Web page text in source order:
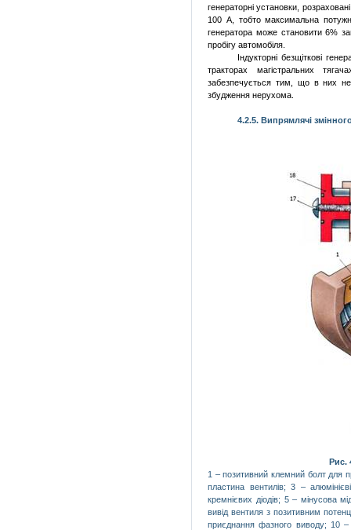
генераторні установки,
100 А, тобто максимальна
генератора може становити 6%
пробігу автомобіля.
Індукторні безщіткові
тракторах магістральних
забезпечується тим, що в них
збудження нерухома.
4.2.5. Випрямлячі
Рис.
1 – позитивний клемний болт для
пластина вентилів; 3 –
кремнієвих діодів; 5 – мінусова
вивід вентиля з позитивним
приєднання фазного виводу; 10 –